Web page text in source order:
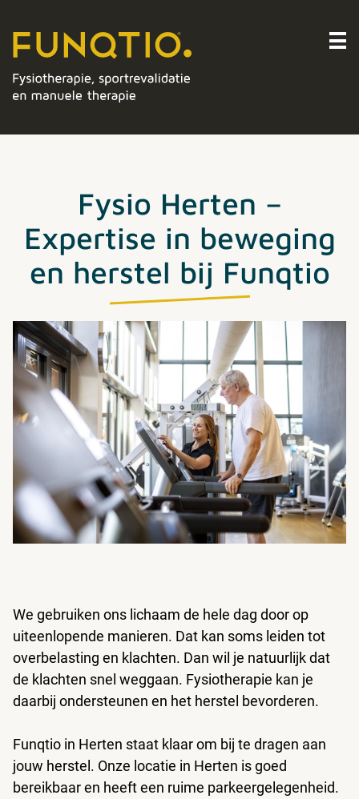
Fysio Herten –
Expertise in beweging
en herstel bij Funqtio
We gebruiken ons lichaam de hele dag door op
uiteenlopende manieren. Dat kan soms leiden tot
overbelasting en klachten. Dan wil je natuurlijk dat
de klachten snel weggaan. Fysiotherapie kan je
daarbij ondersteunen en het herstel bevorderen.
Funqtio in Herten staat klaar om bij te dragen aan
jouw herstel. Onze locatie in Herten is goed
bereikbaar en heeft een ruime parkeergelegenheid.